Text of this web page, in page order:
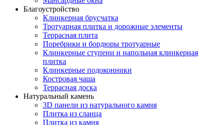
Благоустройство
Клинкерная брусчатка
Тротуарная плитка и дорожные элементы
Террасная плита
Поребрики и бордюры тротуарные
Клинкерные ступени и напольная клинкерная
плитка
Клинкерные подоконники
Костровая чаша
Террасная доска
Натуральный камень
3D панели из натурального камня
Плитка из сланца
Плитка из камня